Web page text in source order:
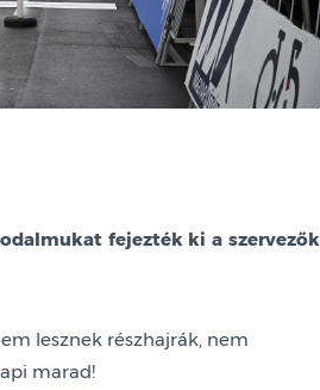
fejezték ki a szervezők
lesznek részhajrák, nem
marad!